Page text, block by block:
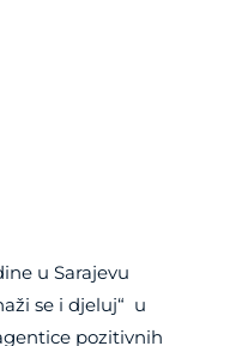
u Sarajevu
se i djeluj“ u
pozitivnih